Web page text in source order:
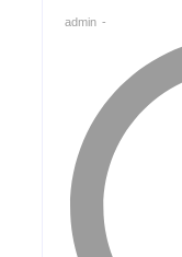
admin -